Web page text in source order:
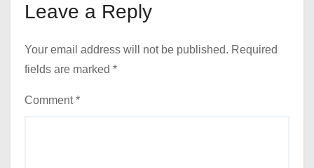
Leave a Reply
Your email address will not be published. Required
fields are marked *
Comment*